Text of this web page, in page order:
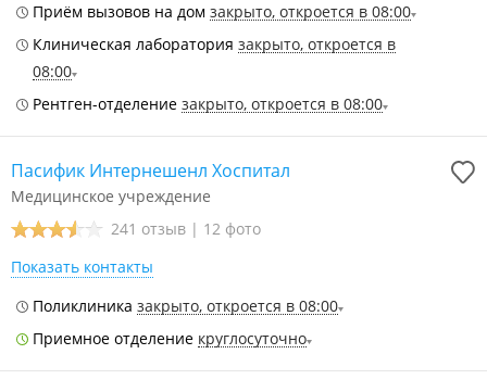
Приём вызовов на дом закрыто, откроется в 08:00
Клиническая лаборатория закрыто, откроется в
08:00
Рентген-отделение закрыто, откроется в 08:00
Пасифик Интернешенл Хоспитал
Медицинское учреждение
241 отзыв | 12 фото
Показать контакты
Поликлиника закрыто, откроется в 08:00
Приемное отделение круглосуточно